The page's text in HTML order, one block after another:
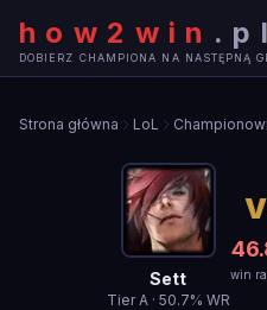
how2win . pl
DOBIERZ CHAMPIONA NA NASTĘPNĄ
Strona główna LoL
Sett
TierA· 50.7% WR
win